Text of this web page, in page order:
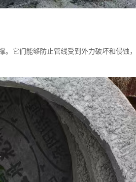
它们能够防止管线受到外力破坏和侵蚀